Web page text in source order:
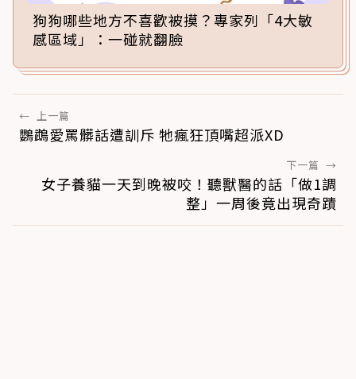
狗狗哪些地方不喜歡被摸？專家列「4大敏
感區域」：一碰就翻臉
← 上一篇
鸚鵡愛罵髒話遭訓斥 牠瘋狂頂嘴超派XD
下一篇 →
女子養貓一天到晚被咬！聽獸醫的話「做1調
整」一周後竟出現奇蹟